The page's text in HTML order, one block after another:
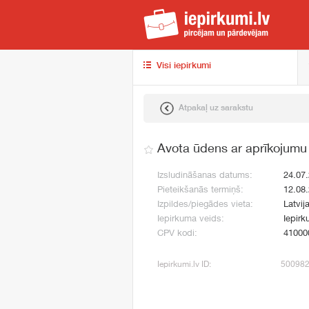
Visi iepirkumi
Atpakaļ uz sarakstu
Avota ūdens ar
Izsludināšanas datums:
Pieteikšanās termiņš:
Izpildes/piegādes vieta:
Iepirkuma veids:
CPV kodi:
Iepirkumi.lv ID: